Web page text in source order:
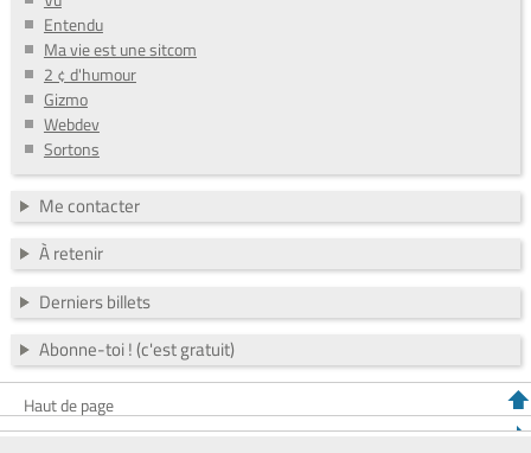
Entendu
Ma vie est une sitcom
2 ¢ d'humour
Gizmo
Webdev
Sortons
Me contacter
À retenir
Derniers billets
Abonne-toi ! (c'est gratuit)
Haut de page